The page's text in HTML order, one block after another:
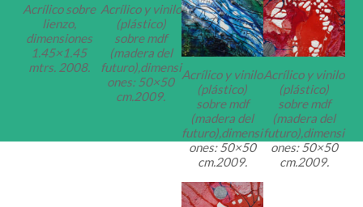
Acrílico sobre
lienzo,
dimensiones
1.45×1.45
mtrs. 2008.
Acrílico y vinilo
(plástico)
sobre mdf
(madera del
futuro),dimensi
ones: 50×50
cm.2009.
Acrílico y vinilo
(plástico)
sobre mdf
(madera del
futuro),dimensi
ones: 50×50
cm.2009.
Acrílico y vinilo
(plástico)
sobre mdf
(madera del
futuro),dimensi
ones: 50×50
cm.2009.